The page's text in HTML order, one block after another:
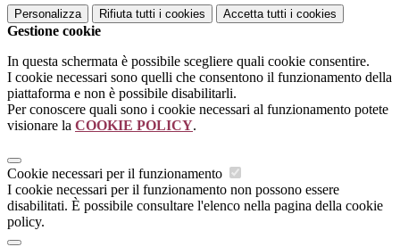
Personalizza Rifiuta tutti i cookies Accetta tutti i cookies
Gestione cookie
In questa schermata è possibile scegliere quali cookie consentire.
I cookie necessari sono quelli che consentono il funzionamento della
piattaforma e non è possibile disabilitarli.
Per conoscere quali sono i cookie necessari al funzionamento potete
visionare la COOKIE POLICY.
Cookie necessari per il funzionamento
I cookie necessari per il funzionamento non possono essere
disabilitati. È possibile consultare l'elenco nella pagina della cookie
policy.